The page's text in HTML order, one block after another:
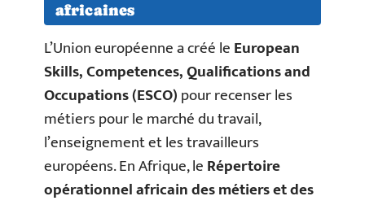
africaines
L’Union européenne a créé leEuropean
Skills, Competences, Qualifications and
Occupations (ESCO)pour recenser les
métiers pour le marché du travail,
l’enseignement et les travailleurs
européens. En Afrique, leRépertoire
opérationnel africain des métiers et des